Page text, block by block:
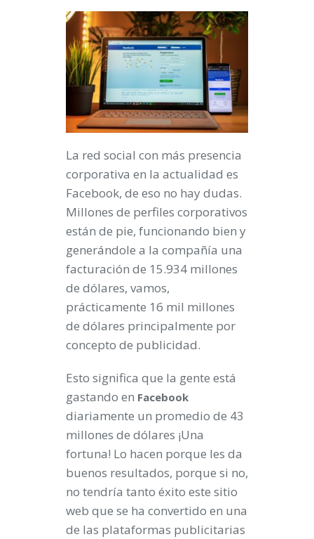
La red social con más presencia
corporativa en la actualidad es
Facebook, de eso no hay dudas.
Millones de perfiles corporativos
están de pie, funcionando bien y
generándole a la compañía una
facturación de 15.934 millones
de dólares, vamos,
prácticamente 16 mil millones
de dólares principalmente por
concepto de publicidad.
Esto significa que la gente está
gastando en Facebook
diariamente un promedio de 43
millones de dólares ¡Una
fortuna! Lo hacen porque les da
buenos resultados, porque si no,
no tendría tanto éxito este sitio
web que se ha convertido en una
de las plataformas publicitarias